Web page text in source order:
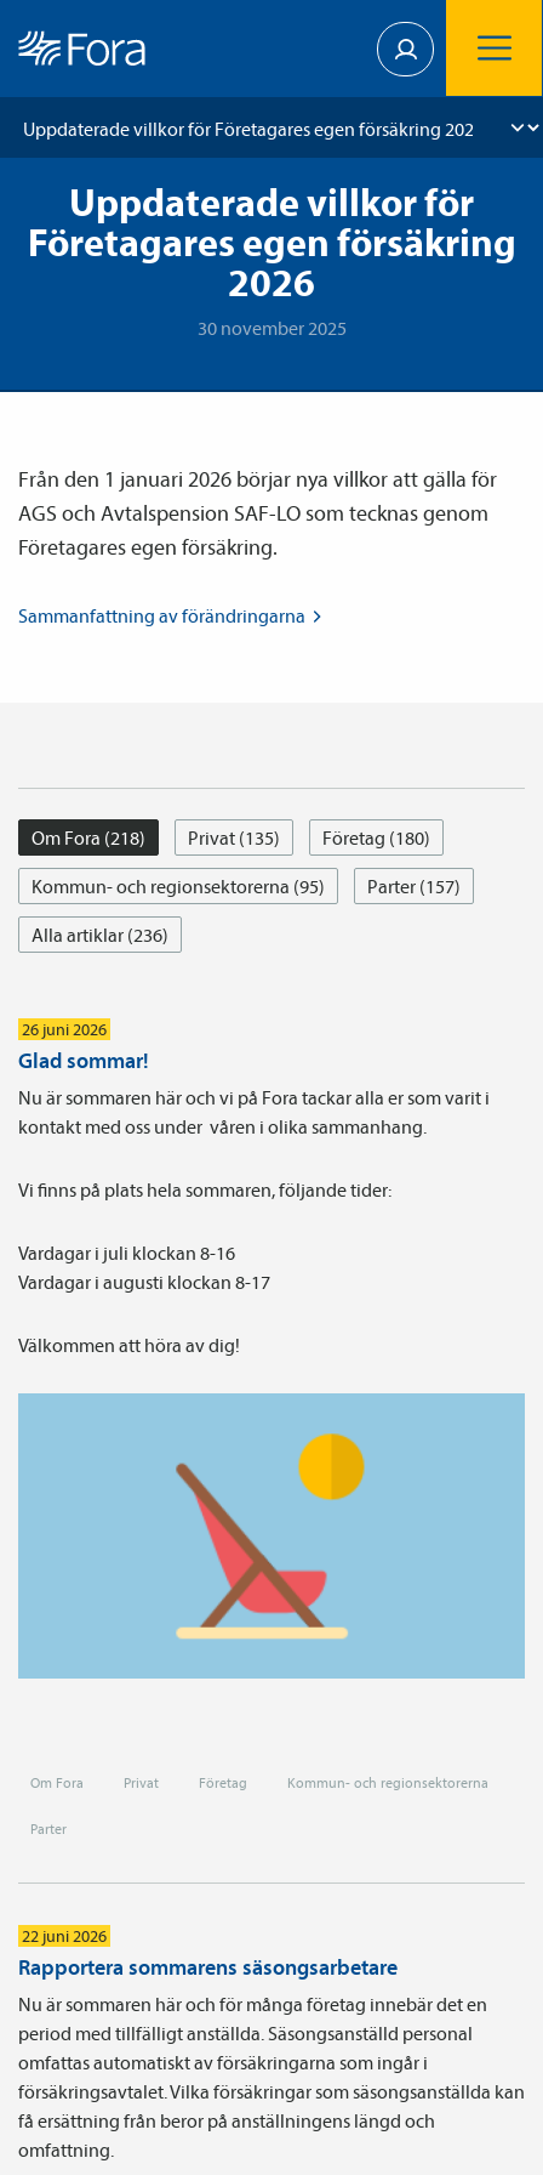
Uppdaterade villkor för
Företagares egen försäkring
2026
30 november 2025
Från den 1 januari 2026 börjar nya villkor att gälla för
AGS och Avtals­pension SAF-LO som tecknas genom
Företagares egen försäkring.
Sammanfattning avförändringarna
Om Fora (218) Privat (135)
Företag (180)
Kommun- och regionsektorerna (95)
Parter (157)
Alla artiklar (236)
26 juni 2026
Glad sommar!
Nu är sommaren här och vi på Fora tackar alla er som varit i
kontakt med oss under våren i olika sammanhang.
Vi finns på plats hela sommaren, följande tider:
Vardagar i juli klockan 8-16
Vardagar i augusti klockan 8-17
Välkommen att höra av dig!
Om Fora Privat Företag Kommun- och regionsektorerna
Parter
22 juni 2026
Rapportera sommarens säsongsarbetare
Nu är sommaren här och för många företag innebär det en
period med tillfälligt anställda. Säsongsanställd personal
omfattas automatiskt av försäkringarna som ingår i
försäkringsavtalet. Vilka försäkringar som säsongsanställda kan
få ersättning från beror på anställningens längd och
omfattning.